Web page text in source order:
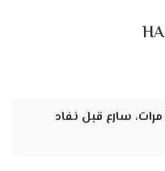
مرات، سارع قبل نفاد